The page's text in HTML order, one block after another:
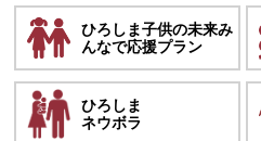
ひろしま子供の未来み
んなで応援プラン
ひろしま
ネウボラ